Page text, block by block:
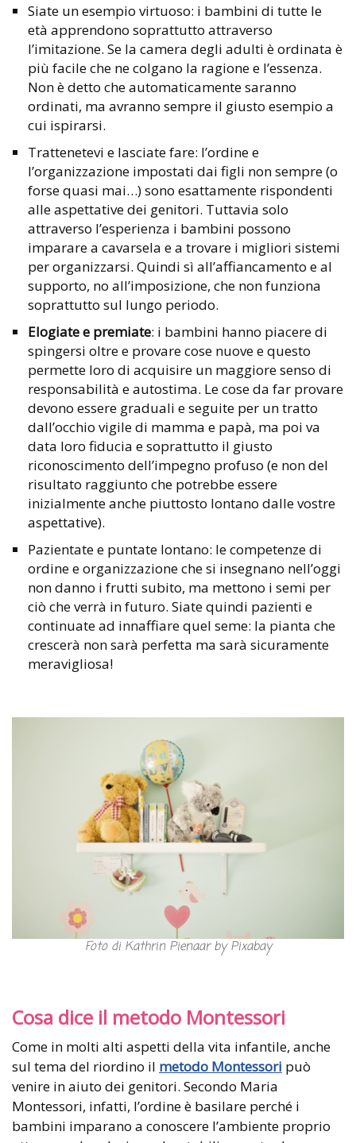
Siate un esempio virtuoso: i bambini di tutte le
età apprendono soprattutto attraverso
l’imitazione. Se la camera degli adulti è ordinata è
più facile che ne colgano la ragione e l’essenza.
Non è detto che automaticamente saranno
ordinati, ma avranno sempre il giusto esempio a
cui ispirarsi.
Trattenetevi e lasciate fare: l’ordine e
l’organizzazione impostati dai figli non sempre (o
forse quasi mai…) sono esattamente rispondenti
alle aspettative dei genitori. Tuttavia solo
attraverso l’esperienza i bambini possono
imparare a cavarsela e a trovare i migliori sistemi
per organizzarsi. Quindi sì all’affiancamento e al
supporto, no all’imposizione, che non funziona
soprattutto sul lungo periodo.
Elogiate e premiate: i bambini hanno piacere di
spingersi oltre e provare cose nuove e questo
permette loro di acquisire un maggiore senso di
responsabilità e autostima. Le cose da far provare
devono essere graduali e seguite per un tratto
dall’occhio vigile di mamma e papà, ma poi va
data loro fiducia e soprattutto il giusto
riconoscimento dell’impegno profuso (e non del
risultato raggiunto che potrebbe essere
inizialmente anche piuttosto lontano dalle vostre
aspettative).
Pazientate e puntate lontano: le competenze di
ordine e organizzazione che si insegnano nell’oggi
non danno i frutti subito, ma mettono i semi per
ciò che verrà in futuro. Siate quindi pazienti e
continuate ad innaffiare quel seme: la pianta che
crescerà non sarà perfetta ma sarà sicuramente
meravigliosa!
Foto di Kathrin Pienaar by Pixabay
Cosa dice il metodo Montessori
Come in molti alti aspetti della vita infantile, anche
sul tema del riordino il metodo Montessori può
venire in aiuto dei genitori. Secondo Maria
Montessori, infatti, l’ordine è basilare perché i
bambini imparano a conoscere l’ambiente proprio